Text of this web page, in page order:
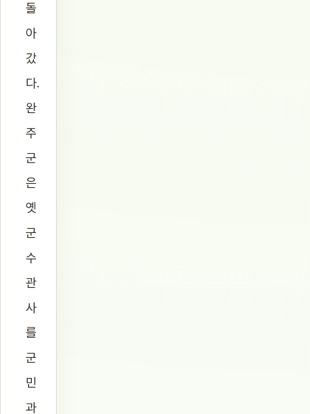
돌
아
갔
다.
완
주
군
은
옛
군
수
관
사
를
군
민
과